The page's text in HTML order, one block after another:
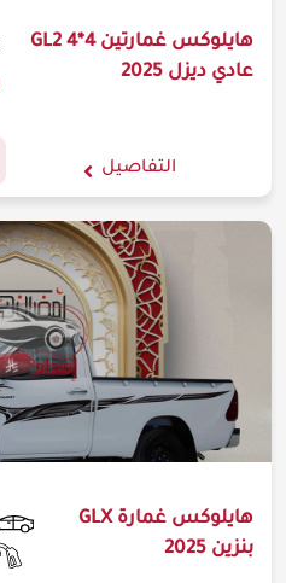
هايلوكس غمارتين GL2 4*4
عادي ديزل 2025
التفاصيل
هايلوكس غمارة GLX
بنزين 2025